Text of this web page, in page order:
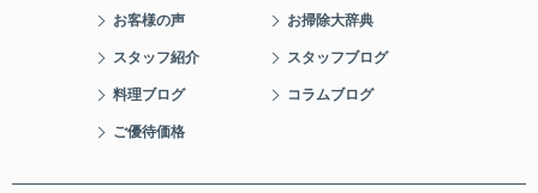
お客様の声 お掃除大辞典
スタッフ紹介 スタッフブログ
料理ブログ コラムブログ
ご優待価格